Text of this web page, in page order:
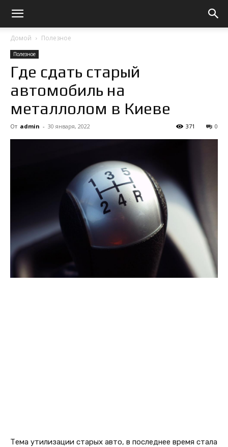
Домой Полезное
Полезное
Где сдать старый
автомобиль на
металлолом в Киеве
От admin - 30 января, 2022 0
371
Тема утилизации старых авто, в последнее время стала